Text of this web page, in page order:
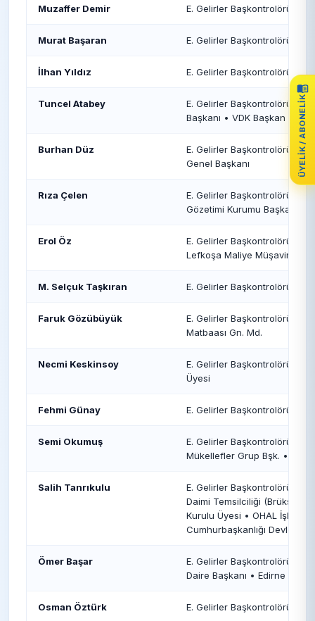
ÜYELIK / ABONELIK
Muzaffer Demir E. Gelirler Başkontrolörü
Murat Başaran E. Gelirler Başkontrolörü
İlhan Yıldız E. Gelirler Başkontrolörü • E.
Tuncel Atabey
E. Gelirler Başkontrolörü •
Başkanı • VDK Başkan
Burhan Düz
E. Gelirler Başkontrolörü •
Genel Başkanı
Rıza Çelen
E. Gelirler Başkontrolörü • E.
Gözetimi Kurumu Başkanı
Erol Öz
E. Gelirler Başkontrolörü • E.
Lefkoşa Maliye Müşaviri
M. Selçuk Taşkıran E. Gelirler Başkontrolörü • E.
Faruk Gözübüyük
E. Gelirler Başkontrolörü •
Matbaası Gn. Md.
Necmi Keskinsoy
E. Gelirler Başkontrolörü • E.
Üyesi
Fehmi Günay E. Gelirler Başkontrolörü • E.
Semi Okumuş
E. Gelirler Başkontrolörü •
Mükellefler Grup Bşk. • E.GİB
Salih Tanrıkulu
E. Gelirler Başkontrolörü • E.
Daimi Temsilciliği (Brüksel)
Kurulu Üyesi • OHAL
Cumhurbaşkanlığı Devlet
Ömer Başar
E. Gelirler Başkontrolörü • E.
Daire Başkanı • Edirne
Osman Öztürk E. Gelirler Başkontrolörü •